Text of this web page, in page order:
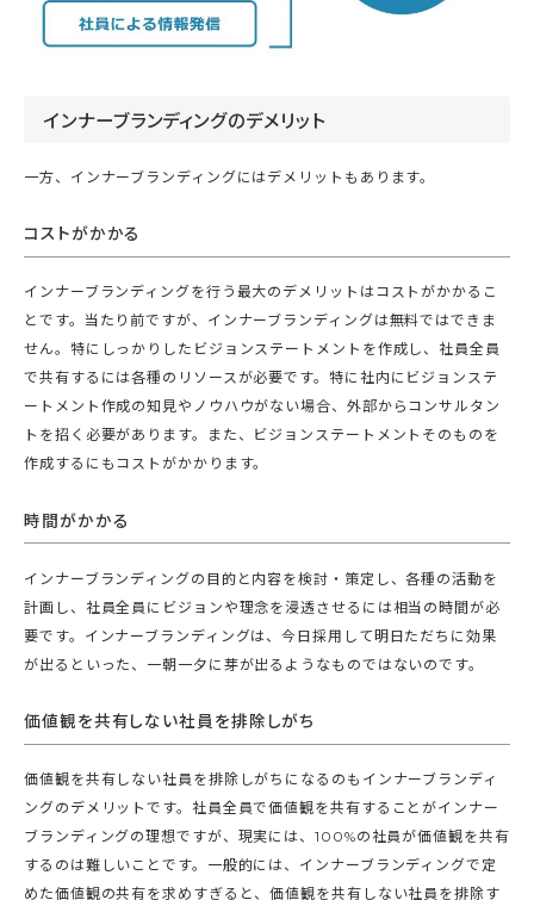
インナーブランディングのデメリット
一方、インナーブランディングにはデメリットもあります。
コストがかかる
インナーブランディングを行う最大のデメリットはコストがかかるこ
とです。当たり前ですが、インナーブランディングは無料ではできま
せん。特にしっかりしたビジョンステートメントを作成し、社員全員
で共有するには各種のリソースが必要です。特に社内にビジョンステ
ートメント作成の知見やノウハウがない場合、外部からコンサルタン
トを招く必要があります。また、ビジョンステートメントそのものを
作成するにもコストがかかります。
時間がかかる
インナーブランディングの目的と内容を検討・策定し、各種の活動を
計画し、社員全員にビジョンや理念を浸透させるには相当の時間が必
要です。インナーブランディングは、今日採用して明日ただちに効果
が出るといった、一朝一夕に芽が出るようなものではないのです。
価値観を共有しない社員を排除しがち
価値観を共有しない社員を排除しがちになるのもインナーブランディ
ングのデメリットです。社員全員で価値観を共有することがインナー
ブランディングの理想ですが、現実には、100%の社員が価値観を共有
するのは難しいことです。一般的には、インナーブランディングで定
めた価値観の共有を求めすぎると、価値観を共有しない社員を排除す